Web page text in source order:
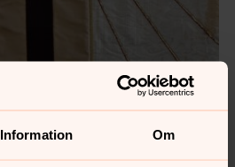
Information Om